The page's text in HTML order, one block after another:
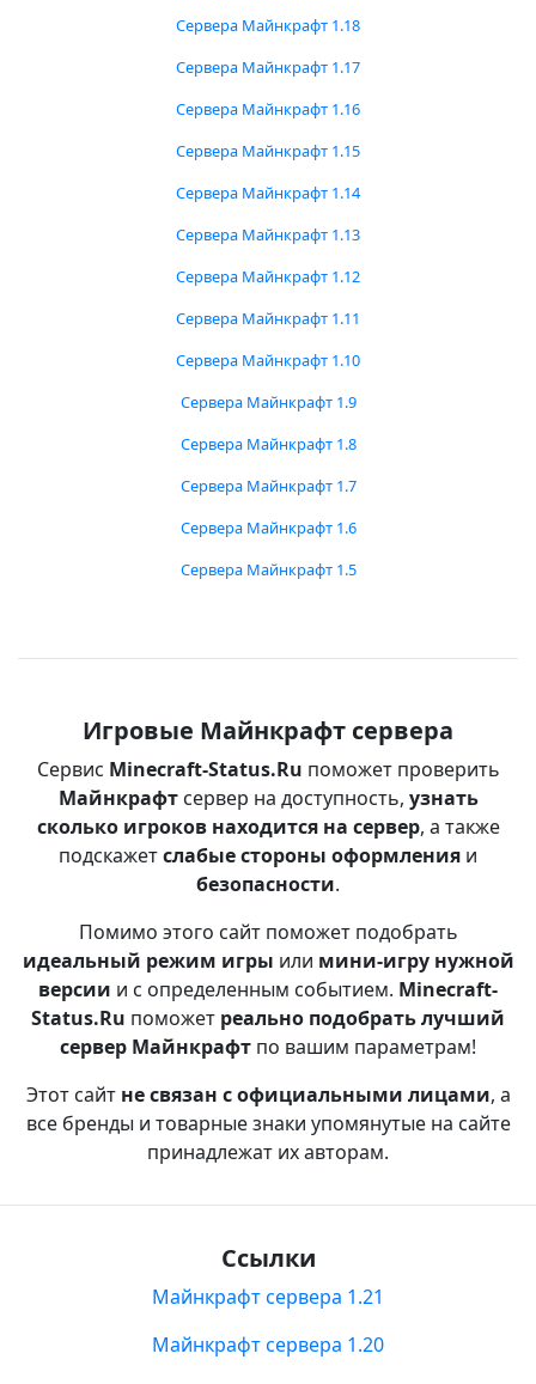
Сервера Майнкрафт 1.18
Сервера Майнкрафт 1.17
Сервера Майнкрафт 1.16
Сервера Майнкрафт 1.15
Сервера Майнкрафт 1.14
Сервера Майнкрафт 1.13
Сервера Майнкрафт 1.12
Сервера Майнкрафт 1.11
Сервера Майнкрафт 1.10
Сервера Майнкрафт 1.9
Сервера Майнкрафт 1.8
Сервера Майнкрафт 1.7
Сервера Майнкрафт 1.6
Сервера Майнкрафт 1.5
Игровые Майнкрафт сервера
Сервис Minecraft-Status.Ru поможет проверить
Майнкрафтсервер на доступность, узнать
сколько игроков находится на сервер, а также
подскажетслабые стороны оформления и
безопасности.
Помимо этого сайт поможет подобрать
идеальный режим игры или мини-игру нужной
версии и с определенным событием. Minecraft-
Status.Ru поможет реально подобрать лучший
сервер Майнкрафт по вашим параметрам!
Этот сайт не связан с официальными лицами, а
все бренды и товарные знаки упомянутые на сайте
принадлежат их авторам.
Ссылки
Майнкрафт сервера 1.21
Майнкрафт сервера 1.20